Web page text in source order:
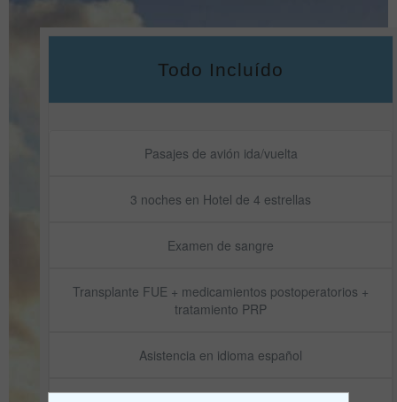
Todo Incluído
Pasajes de avión ida/vuelta
3 noches en Hotel de 4 estrellas
Examen de sangre
Transplante FUE + medicamientos postoperatorios +
tratamiento PRP
Asistencia en idioma español